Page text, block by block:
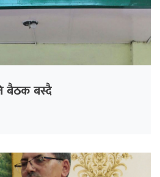
बैठक बस्दै